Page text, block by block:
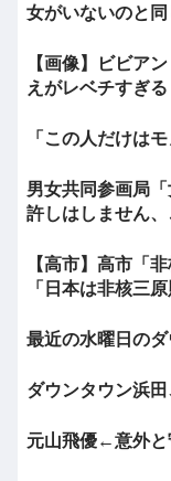
女がいないのと
【画像】ビビア
えがレベチすぎる
「この人だけは
男女共同参画局
許しはしません
【高市】高市「
「日本は非核三
最近の水曜日の
ダウンタウン浜
元山飛優←意外と